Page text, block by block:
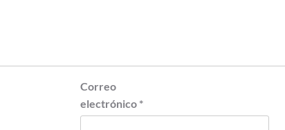
Correo
electrónico *